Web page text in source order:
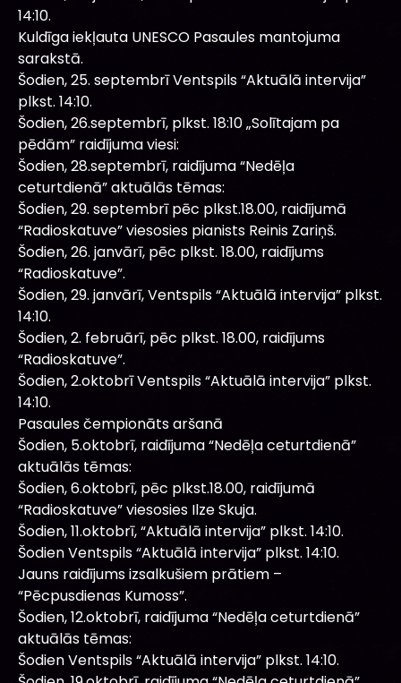
14:10.
Kuldīga iekļauta UNESCO Pasaules mantojuma
sarakstā.
Šodien, 25. septembrī Ventspils “Aktuālā intervija”
plkst. 14:10.
Šodien, 26.septembrī, plkst. 18:10 „Solītajam pa
pēdām” raidījuma viesi:
Šodien, 28.septembrī, raidījuma “Nedēļa
ceturtdienā” aktuālās tēmas:
Šodien, 29. septembrī pēc plkst.18.00, raidījumā
“Radioskatuve” viesosies pianists Reinis Zariņš.
Šodien, 26. janvārī, pēc plkst. 18.00, raidījums
“Radioskatuve”.
Šodien, 29. janvārī, Ventspils “Aktuālā intervija” plkst.
14:10.
Šodien, 2. februārī, pēc plkst. 18.00, raidījums
“Radioskatuve”.
Šodien, 2.oktobrī Ventspils “Aktuālā intervija” plkst.
14:10.
Pasaules čempionāts aršanā
Šodien, 5.oktobrī, raidījuma “Nedēļa ceturtdienā”
aktuālās tēmas:
Šodien, 6.oktobrī, pēc plkst.18.00, raidījumā
“Radioskatuve” viesosies Ilze Skuja.
Šodien, 11.oktobrī, “Aktuālā intervija” plkst. 14:10.
Šodien Ventspils “Aktuālā intervija” plkst. 14:10.
Jauns raidījums izsalkušiem prātiem –
“Pēcpusdienas Kumoss”.
Šodien, 12.oktobrī, raidījuma “Nedēļa ceturtdienā”
aktuālās tēmas:
Šodien Ventspils “Aktuālā intervija” plkst. 14:10.